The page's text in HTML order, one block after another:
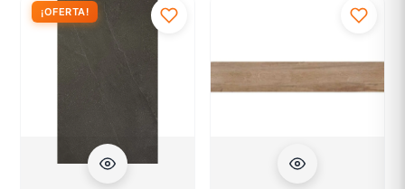
¡OFERTA!